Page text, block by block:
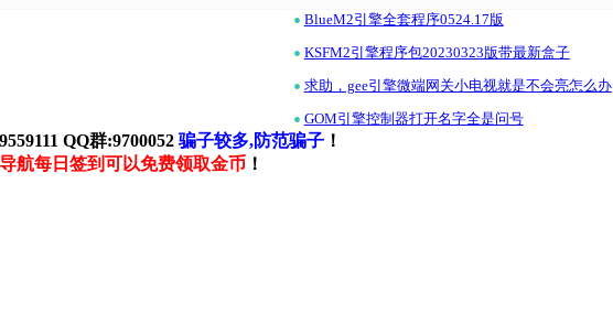
• BlueM2引擎全套程序0524.17版
• KSFM2引擎程序包20230323版带最新盒子
• 求助，gee引擎微端网关小电视就是不会亮怎么办
• GOM引擎控制器打开名字全是问号
QQ群:9700052 骗子较多,防范骗子 ！
航每日签到可以免费领取金币 ！